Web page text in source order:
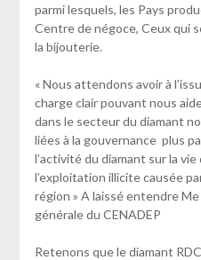
parmi lesquels, les Pays
Centre de négoce, Ceux qui
la bijouterie.
« Nous attendons avoir à
charge clair pouvant nous
dans le secteur du diamant
liées à la gouvernance plus
l’activité du diamant sur la
l’exploitation illicite causée
région » A laissé entendre
générale du CENADEP
Retenons que le diamant